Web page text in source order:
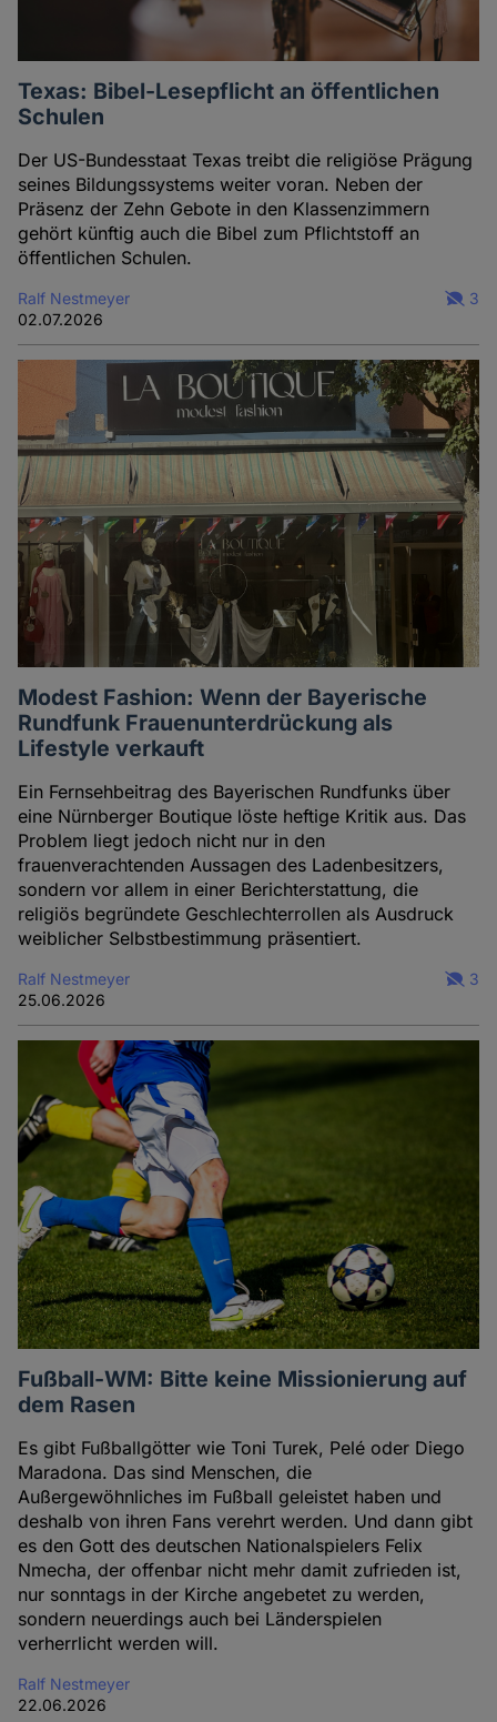
Texas: Bibel-Lesepflicht an öffentlichen
Schulen
Der US-Bundesstaat Texas treibt die religiöse Prägung
seines Bildungssystems weiter voran. Neben der
Präsenz der Zehn Gebote in den Klassenzimmern
gehört künftig auch die Bibel zum Pflichtstoff an
öffentlichen Schulen.
Ralf Nestmeyer
02.07.2026
3
Modest Fashion: Wenn der Bayerische
Rundfunk Frauenunterdrückung als
Lifestyle verkauft
Ein Fernsehbeitrag des Bayerischen Rundfunks über
eine Nürnberger Boutique löste heftige Kritik aus. Das
Problem liegt jedoch nicht nur in den
frauenverachtenden Aussagen des Ladenbesitzers,
sondern vor allem in einer Berichterstattung, die
religiös begründete Geschlechterrollen als Ausdruck
weiblicher Selbstbestimmung präsentiert.
Ralf Nestmeyer
25.06.2026
3
Fußball-WM: Bitte keine Missionierung auf
dem Rasen
Es gibt Fußballgötter wie Toni Turek, Pelé oder Diego
Maradona. Das sind Menschen, die
Außergewöhnliches im Fußball geleistet haben und
deshalb von ihren Fans verehrt werden. Und dann gibt
es den Gott des deutschen Nationalspielers Felix
Nmecha, der offenbar nicht mehr damit zufrieden ist,
nur sonntags in der Kirche angebetet zu werden,
sondern neuerdings auch bei Länderspielen
verherrlicht werden will.
Ralf Nestmeyer
22.06.2026